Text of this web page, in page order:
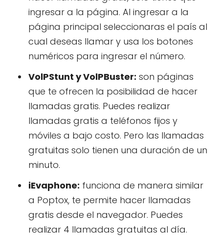
ingresar a la página. Al ingresar a la
página principal seleccionaras el país al
cual deseas llamar y usa los botones
numéricos para ingresar el número.
VolPStunt y VolPBuster: son páginas
que te ofrecen la posibilidad de hacer
llamadas gratis. Puedes realizar
llamadas gratis a teléfonos fijos y
móviles a bajo costo. Pero las llamadas
gratuitas solo tienen una duración de un
minuto.
iEvaphone: funciona de manera similar
a Poptox, te permite hacer llamadas
gratis desde el navegador. Puedes
realizar 4 llamadas gratuitas al día.